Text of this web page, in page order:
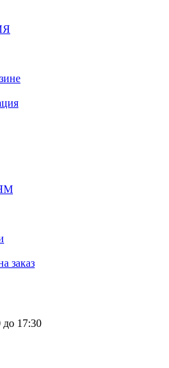
заказ
до 17:30